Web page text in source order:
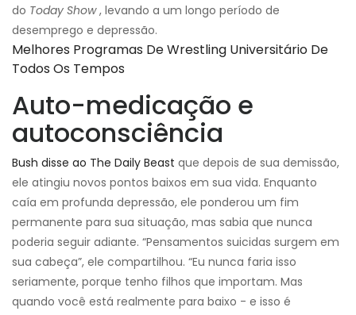
do Today Show, levando a um longo período de
desemprego e depressão.
Melhores Programas De Wrestling Universitário De
Todos Os Tempos
Auto-medicação e
autoconsciência
Bush disse ao The Daily Beast que depois de sua demissão,
ele atingiu novos pontos baixos em sua vida. Enquanto
caía em profunda depressão, ele ponderou um fim
permanente para sua situação, mas sabia que nunca
poderia seguir adiante. “Pensamentos suicidas surgem em
sua cabeça”, ele compartilhou. “Eu nunca faria isso
seriamente, porque tenho filhos que importam. Mas
quando você está realmente para baixo - e isso é